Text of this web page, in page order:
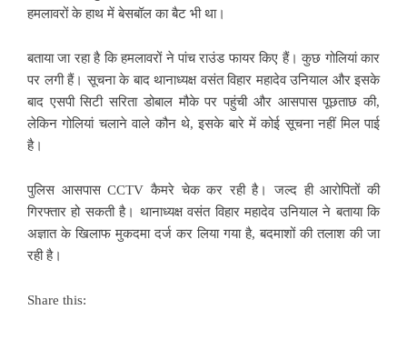
हमलावरों के हाथ में बेसबॉल का बैट भी था।
बताया जा रहा है कि हमलावरों ने पांच राउंड फायर किए हैं। कुछ गोलियां कार
पर लगी हैं। सूचना के बाद थानाध्यक्ष वसंत विहार महादेव उनियाल और इसके
बाद एसपी सिटी सरिता डोबाल मौके पर पहुंची और आसपास पूछताछ की,
लेकिन गोलियां चलाने वाले कौन थे, इसके बारे में कोई सूचना नहीं मिल पाई
है।
पुलिस आसपास CCTV कैमरे चेक कर रही है। जल्द ही आरोपितों की
गिरफ्तार हो सकती है। थानाध्यक्ष वसंत विहार महादेव उनियाल ने बताया कि
अज्ञात के खिलाफ मुकदमा दर्ज कर लिया गया है, बदमाशों की तलाश की जा
रही है।
Share this: